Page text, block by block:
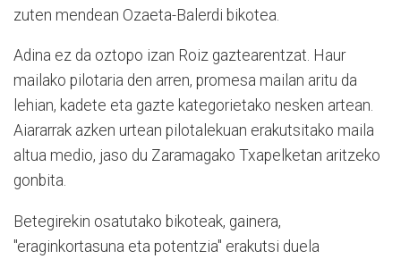
zuten mendean Ozaeta-Balerdi bikotea.
Adina ez da oztopo izan Roiz gaztearentzat. Haur
mailako pilotaria den arren, promesa mailan aritu da
lehian, kadete eta gazte kategorietako nesken artean.
Aiararrak azken urtean pilotalekuan erakutsitako maila
altua medio, jaso du Zaramagako Txapelketan aritzeko
gonbita.
Betegirekin osatutako bikoteak, gainera,
"eraginkortasuna eta potentzia" erakutsi duela